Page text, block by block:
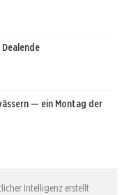
— ein Montag der
Intelligenz erstellt